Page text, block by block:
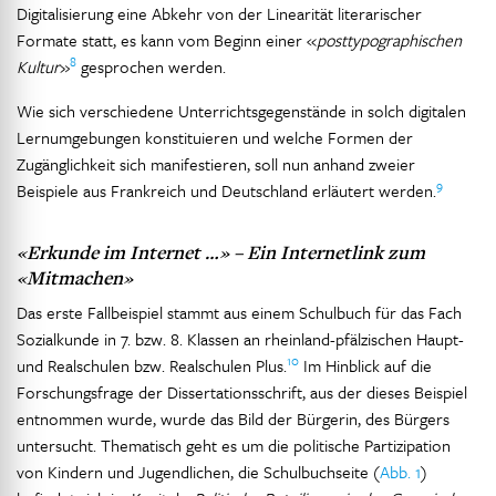
Digitalisierung eine Abkehr von der Linearität literarischer
Formate statt, es kann vom Beginn einer «posttypographischen
Kultur»8 gesprochen werden.
Wie sich verschiedene Unterrichtsgegenstände in solch digitalen
Lernumgebungen konstituieren und welche Formen der
Zugänglichkeit sich manifestieren, soll nun anhand zweier
Beispiele aus Frankreich und Deutschland erläutert werden.9
«Erkunde im Internet …» – Ein Internetlink zum
«Mitmachen»
Das erste Fallbeispiel stammt aus einem Schulbuch für das Fach
Sozialkunde in 7. bzw. 8. Klassen an rheinland-pfälzischen Haupt-
und Realschulen bzw. Realschulen Plus.10 Im Hinblick auf die
Forschungsfrage der Dissertationsschrift, aus der dieses Beispiel
entnommen wurde, wurde das Bild der Bürgerin, des Bürgers
untersucht. Thematisch geht es um die politische Partizipation
von Kindern und Jugendlichen, die Schulbuchseite (Abb. 1)